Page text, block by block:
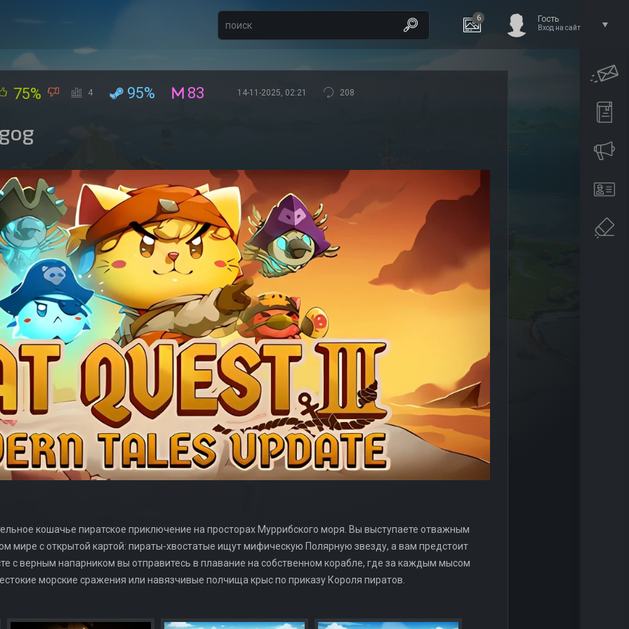
6 Гость
Вход на сайт
75% 4 95% 83 14-11-2025, 02:21 208
кошачье пиратское приключение на просторах Муррибского моря. Вы выступаете отважным
мире с открытой картой: пираты-хвостатые ищут мифическую Полярную звезду, а вам предстоит
с верным напарником вы отправитесь в плавание на собственном корабле, где за каждым мысом
морские сражения или навязчивые полчища крыс по приказу Короля пиратов.